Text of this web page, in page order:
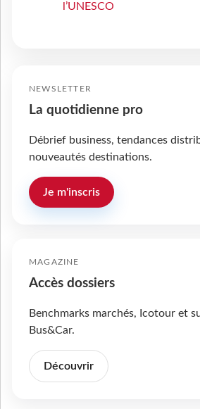
l’UNESCO
NEWSLETTER
La quotidienne pro
Débrief business, tendances
nouveautés destinations.
Je m'inscris
MAGAZINE
Accès dossiers
Benchmarks marchés, Icotour et
Bus&Car.
Découvrir